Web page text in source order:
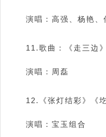
演唱：高强、杨艳、
11.歌曲：《走三边
演唱：周磊
12.《张灯结彩》《
演唱：宝玉组合